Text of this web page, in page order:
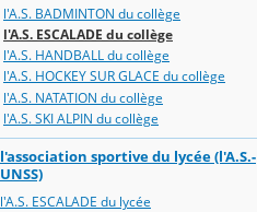
l'A.S. BADMINTON du collège
l'A.S. ESCALADE du collège
l'A.S. HANDBALL du collège
l'A.S. HOCKEY SUR GLACE du collège
l'A.S. NATATION du collège
l'A.S. SKI ALPIN du collège
l'association sportive du lycée (l'A.S.-
UNSS)
l'A.S. ESCALADE du lycée